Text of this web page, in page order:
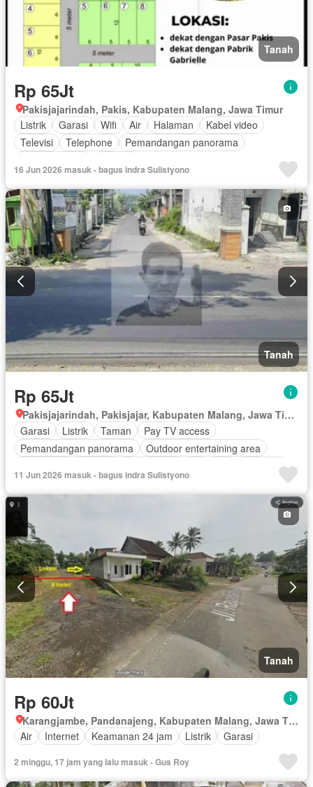
Tanah
Rp 65Jt
Pakisjajarindah, Pakis, Kabupaten Malang, Jawa Timur
Listrik
Garasi Wifi Air Halaman
Kabel video
Televisi
Telephone
Pemandangan panorama
Akses bagi penyandang disabilitas
16 Jun 2026 masuk - bagus indra Sulistyono
Tanah
Rp 65Jt
Pakisjajarindah, Pakisjajar, Kabupaten Malang, Jawa Timur
Garasi
Listrik Taman
Pay TV access
Pemandangan panorama
Outdoor entertaining area
Halaman
11 Jun 2026 masuk - bagus indra Sulistyono
Tanah
Rp 60Jt
Karangjambe, Pandanajeng, Kabupaten Malang, Jawa Timur
Air
Internet Keamanan 24 jam Listrik Garasi
2 minggu, 17 jam yang lalu masuk - Gus Roy